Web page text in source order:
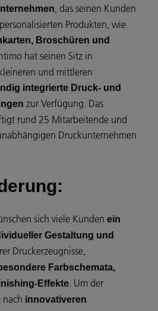
, das seinen Kunden
Produkten, wie
Broschüren und
hat seinen Sitz in
und mittleren
integrierte Druck- und
zur Verfügung. Das
rund 25 Mitarbeitende und
Druckunternehmen
sich viele Kunden ein
Gestaltung und
Druckerzeugnisse,
Farbschemata,
Effekte. Um der
nach innovativeren